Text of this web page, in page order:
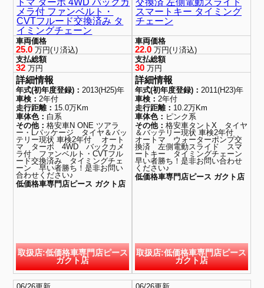
トマ ターボ 4WD バックカ
メラ付 ファンベルト・
CVTフルード交換済み タ
イミングチェーン
車両価格
25.0 万円(リ済込)
支払総額
32 万円
詳細情報
年式(初年度登録)：2013(H25)年
車検：2年付
走行距離： 15.0万Km
車体色： 白系
その他：格安車N ONE ツアラ
ー・Lパッケージ タイヤ＆バッ
テリー現状 車検2年付 オート
マ ターボ 4WD バックカメ
ラ付 ファンベルト・CVTフル
ード交換済み タイミングチェ
ーン 早い者勝ち！是非お問い
合わせください♪
低価格車専門店ピース ガクト店
取扱店:低価格車専門店ピース
ガクト店
交換済 左側電動スライド
スマートキー タイミング
チェーン
車両価格
22.0万円(リ済込)
支払総額
30万円
詳細情報
年式(初年度登録)： 2011(H23)年
車検： 2年付
走行距離： 10.2万Km
車体色： ピンク系
その他： 格安車タントX タイヤ
＆バッテリー現状 車検2年付
オートマ ウォーターポンプ交
換済 左側電動スライド スマ
ートキー タイミングチェーン
早い者勝ち！是非お問い合わせ
ください♪
低価格車専門店ピース ガクト店
取扱店:低価格車専門店ピース
ガクト店